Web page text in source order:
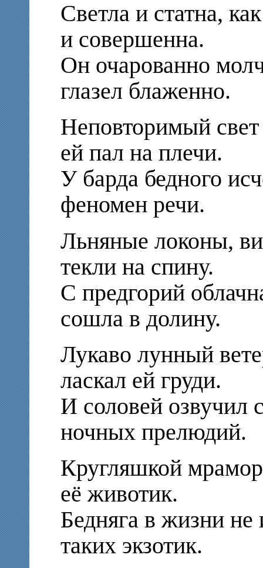
Светла и статна,
и совершенна.
Он очарованно
глазел блаженно.
Неповторимый
ей пал на плечи.
У барда бедного
феномен речи.
Льняные локоны,
текли на спину.
С предгорий
сошла в долину.
Лукаво лунный
ласкал ей груди.
И соловей озвучил
ночных прелюдий.
Кругляшкой
её животик.
Бедняга в жизни
таких экзотик.